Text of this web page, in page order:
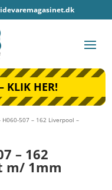
KLIK HER!
507 – 162 Liverpool –
– 162
m/ 1mm